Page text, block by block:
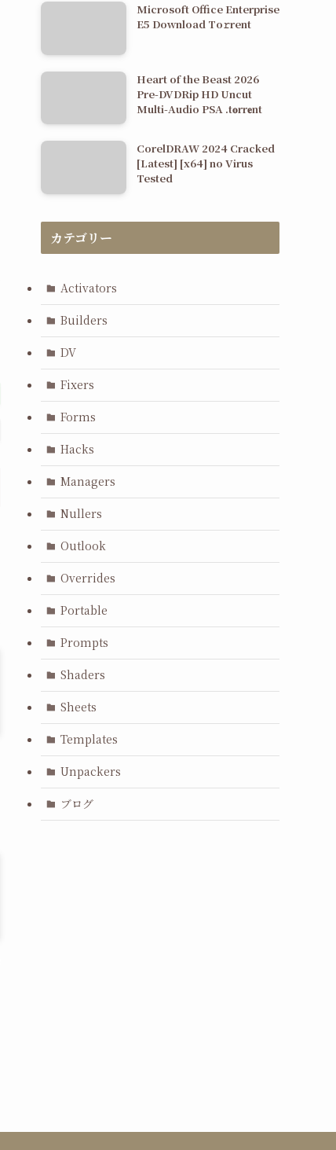
Microsoft Office Enterprise
E5 Dоwnlоad Tо𝚛rеnt
Heart of the Beast 2026
Pre-DVDRip HD Uncut
Multi-Audio PSA .t𝐨rr𝐞nt
CorelDRAW 2024 Cracked
[Latest] [x64] no Virus
Tested
カテゴリー
Activators
Builders
DV
Fixers
Forms
Hacks
Managers
Nullers
Outlook
Overrides
Portable
Prompts
Shaders
Sheets
Templates
Unpackers
ブログ